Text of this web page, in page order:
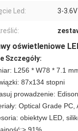
Led: 3-3.6V
oświetleniowe
Szczegóły:
L256 * W78 * 7.1
87x134 stopni
prowadzenie:
Optical Grade PC,
obiektyw LED,